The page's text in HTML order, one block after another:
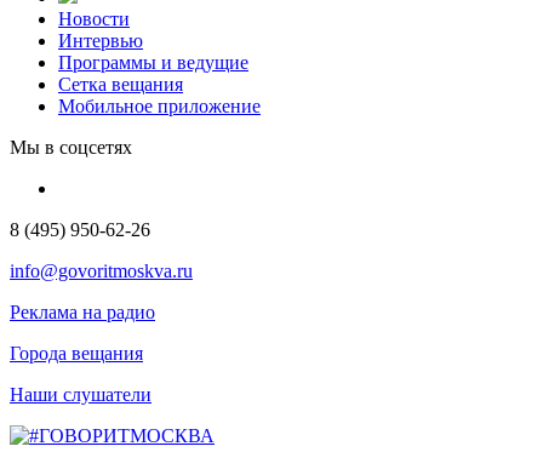
Новости
Интервью
Программы и ведущие
Сетка вещания
Мобильное приложение
Мы в соцсетях
8 (495) 950-62-26
info@govoritmoskva.ru
Реклама на радио
Города вещания
Наши слушатели